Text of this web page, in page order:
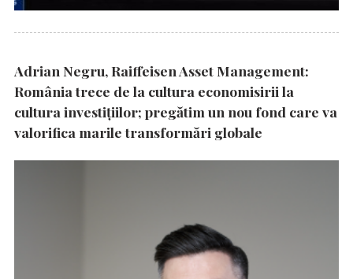
Adrian Negru, Raiffeisen Asset Management:
România trece de la cultura economisirii la
cultura investițiilor; pregătim un nou fond care va
valorifica marile transformări globale